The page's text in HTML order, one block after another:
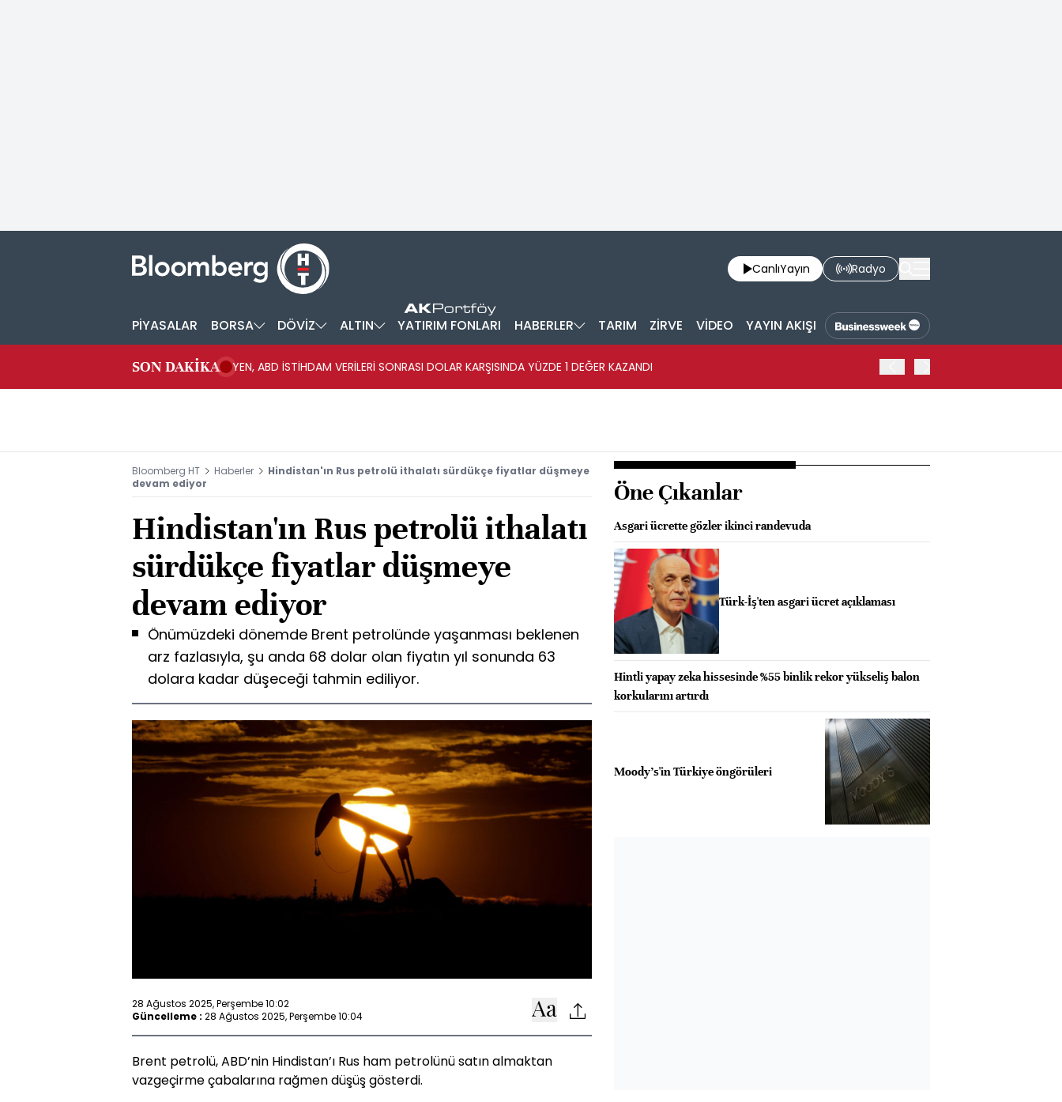
CanlıYayın Radyo
PİYASALAR BORSA DÖVİZ ALTIN YATIRIM FONLARI HABERLER TARIM ZİRVE VİDEO YAYIN AKIŞI
SON DAKİKA YEN, ABD İSTİHDAM VERİLERİ SONRASI DOLAR KARŞISINDA YÜZDE 1 DEĞER KAZANDI
Bloomberg HT Haberler
Hindistan'ın Rus petrolü ithalatı sürdükçe fiyatlar düşmeye
devam ediyor
Hindistan'ın Rus petrolü ithalatı
sürdükçe fiyatlar düşmeye
devam ediyor
Önümüzdeki dönemde Brent petrolünde yaşanması beklenen
arz fazlasıyla, şu anda 68 dolar olan fiyatın yıl sonunda 63
dolara kadar düşeceği tahmin ediliyor.
28 Ağustos 2025, Perşembe 10:02
Güncelleme : 28 Ağustos 2025, Perşembe 10:04
Brent petrolü, ABD’nin Hindistan’ı Rus ham petrolünü satın almaktan
vazgeçirme çabalarına rağmen düşüş gösterdi.
Öne Çıkanlar
Asgari ücrette gözler ikinci randevuda
Türk-İş'ten asgari ücret açıklaması
Hintli yapay zeka hissesinde %55 binlik rekor yükseliş balon
korkularını artırdı
Moody's'in Türkiye öngörüleri